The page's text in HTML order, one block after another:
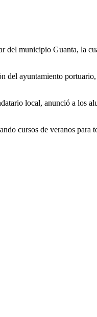
municipio Guanta, la
ayuntamiento
local, anunció a los
cursos de veranos